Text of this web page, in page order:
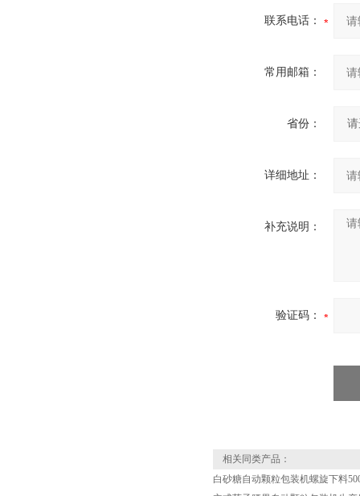
联系电话：
常用邮箱：
省份：
详细地址：
补充说明：
验证码：
相关同类产品：
白砂糖自动颗粒包装机螺旋下料